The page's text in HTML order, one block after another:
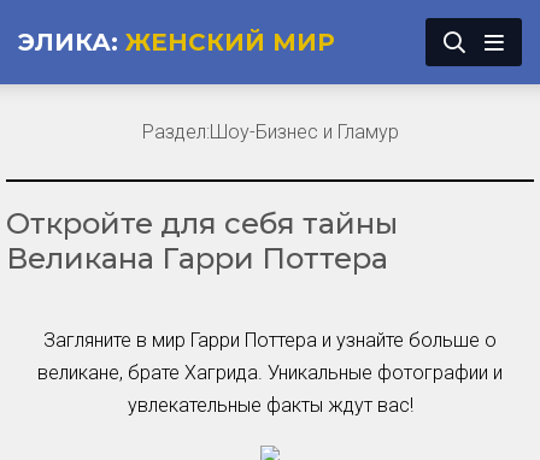
ЭЛИКА: ЖЕНСКИЙ МИР
Откройте для себя тайны
Великана Гарри Поттера
Загляните в мир Гарри Поттера и узнайте больше о
великане, брате Хагрида. Уникальные фотографии и
увлекательные факты ждут вас!
Раздел:Шоу-Бизнес и Гламур